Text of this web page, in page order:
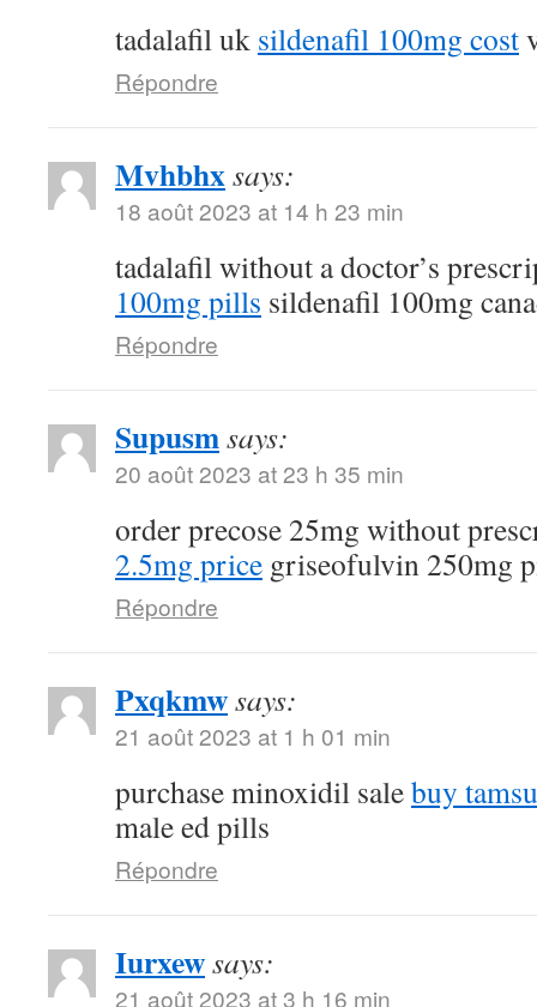
tadalafil uk sildenafil 100mg cost
Répondre
Mvhbhxsays:
18 août 2023 at 14 h 23 min
tadalafil without a doctor’s
100mg pills sildenafil 100mg
Répondre
Supusmsays:
20 août 2023 at 23 h 35 min
order precose 25mg without
2.5mg price griseofulvin 250mg
Répondre
Pxqkmwsays:
21 août 2023 at 1 h 01 min
purchase minoxidil salebuy
male ed pills
Répondre
Iurxewsays:
21 août 2023 at 3 h 16 min